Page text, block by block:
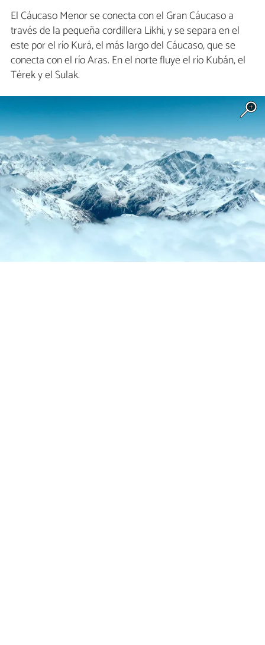
El Cáucaso Menor se conecta con el Gran Cáucaso a
través de la pequeña cordillera Likhi, y se separa en el
este por el río Kurá, el más largo del Cáucaso, que se
conecta con el río Aras. En el norte fluye el río Kubán, el
Térek y el Sulak.